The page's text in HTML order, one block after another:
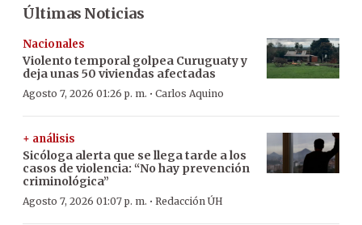
Últimas Noticias
Nacionales
Violento temporal golpea Curuguaty y
deja unas 50 viviendas afectadas
Agosto 7, 2026 01:26 p. m. · Carlos Aquino
+ análisis
Sicóloga alerta que se llega tarde a los
casos de violencia: “No hay prevención
criminológica”
Agosto 7, 2026 01:07 p. m. · Redacción ÚH